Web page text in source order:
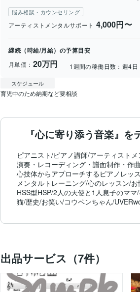
悩み相談・カウンセリング
アーティストメンタルサポート 4,000円〜
継続（時給/月給）の予算目安
月単価： 20万円 1週間の稼働日数： 週4日
スケジュール
育児中のため納期など要相談
『心に寄り添う音楽』
ピアニスト/ピアノ講師/アーティスト
​演奏・レコーディング・譜面制作・作曲
心技体からアプローチするピアノレッ
メンタルトレーニング/心のレッスン/お
HSS型HSP/2人の天使と1人息子のママ
猫/歴史/お笑い/コウペンちゃん/
出品サービス（7件）